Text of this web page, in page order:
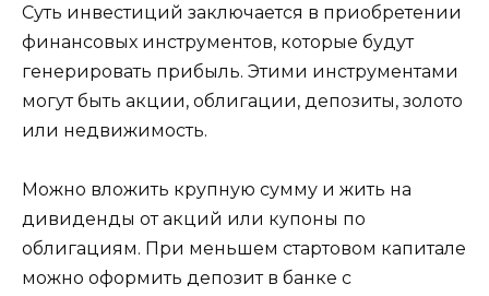
Суть инвестиций заключается в приобретении
финансовых инструментов, которые будут
генерировать прибыль. Этими инструментами
могут быть акции, облигации, депозиты, золото
или недвижимость.
Можно вложить крупную сумму и жить на
дивиденды от акций или купоны по
облигациям. При меньшем стартовом капитале
можно оформить депозит в банке с